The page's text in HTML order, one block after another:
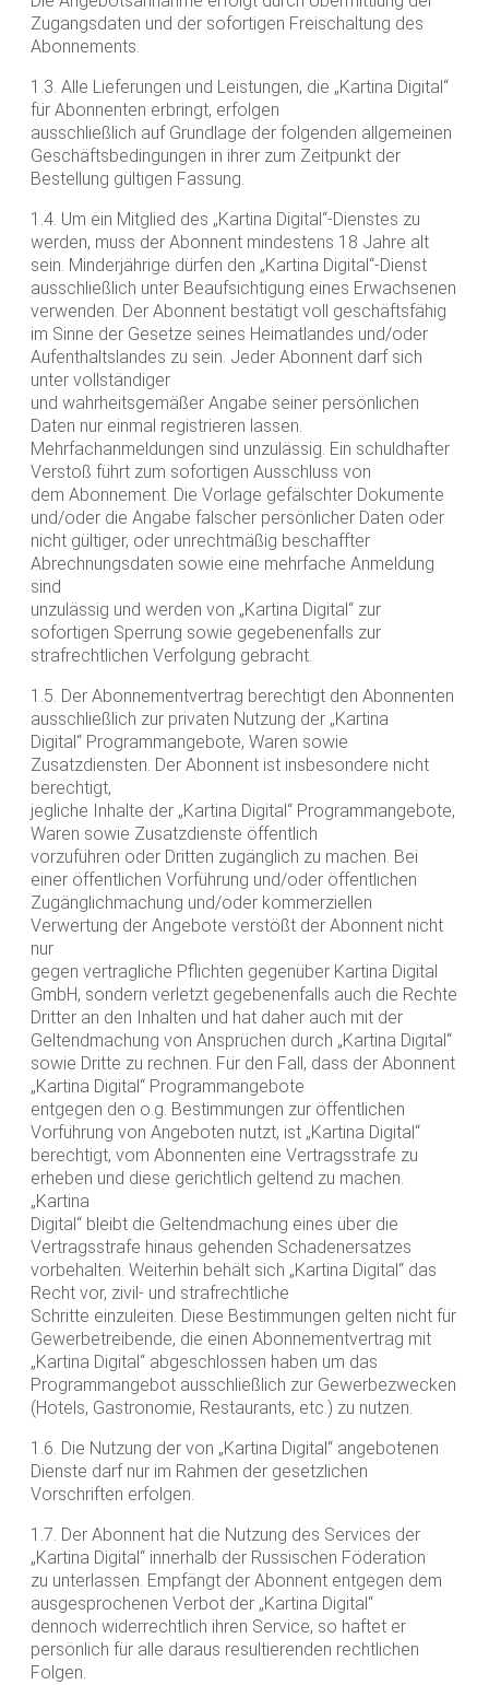
Zugangsdaten und der sofortigen Freischaltung des
Abonnements.
1.3. Alle Lieferungen und Leistungen, die „Kartina Digital“
für Abonnenten erbringt, erfolgen
ausschließlich auf Grundlage der folgenden allgemeinen
Geschäftsbedingungen in ihrer zum Zeitpunkt der
Bestellung gültigen Fassung.
1.4. Um ein Mitglied des „Kartina Digital“-Dienstes zu
werden, muss der Abonnent mindestens 18 Jahre alt
sein. Minderjährige dürfen den „Kartina Digital“-Dienst
ausschließlich unter Beaufsichtigung eines Erwachsenen
verwenden. Der Abonnent bestätigt voll geschäftsfähig
im Sinne der Gesetze seines Heimatlandes und/oder
Aufenthaltslandes zu sein. Jeder Abonnent darf sich
unter vollständiger
und wahrheitsgemäßer Angabe seiner persönlichen
Daten nur einmal registrieren lassen.
Mehrfachanmeldungen sind unzulässig. Ein schuldhafter
Verstoß führt zum sofortigen Ausschluss von
dem Abonnement. Die Vorlage gefälschter Dokumente
und/oder die Angabe falscher persönlicher Daten oder
nicht gültiger, oder unrechtmäßig beschaffter
Abrechnungsdaten sowie eine mehrfache Anmeldung
sind
unzulässig und werden von „Kartina Digital“ zur
sofortigen Sperrung sowie gegebenenfalls zur
strafrechtlichen Verfolgung gebracht.
1.5. Der Abonnementvertrag berechtigt den Abonnenten
ausschließlich zur privaten Nutzung der „Kartina
Digital“ Programmangebote, Waren sowie
Zusatzdiensten. Der Abonnent ist insbesondere nicht
berechtigt,
jegliche Inhalte der „Kartina Digital“ Programmangebote,
Waren sowie Zusatzdienste öffentlich
vorzuführen oder Dritten zugänglich zu machen. Bei
einer öffentlichen Vorführung und/oder öffentlichen
Zugänglichmachung und/oder kommerziellen
Verwertung der Angebote verstößt der Abonnent nicht
nur
gegen vertragliche Pflichten gegenüber Kartina Digital
GmbH, sondern verletzt gegebenenfalls auch die Rechte
Dritter an den Inhalten und hat daher auch mit der
Geltendmachung von Ansprüchen durch „Kartina Digital“
sowie Dritte zu rechnen. Für den Fall, dass der Abonnent
„Kartina Digital“ Programmangebote
entgegen den o.g. Bestimmungen zur öffentlichen
Vorführung von Angeboten nutzt, ist „Kartina Digital“
berechtigt, vom Abonnenten eine Vertragsstrafe zu
erheben und diese gerichtlich geltend zu machen.
„Kartina
Digital“ bleibt die Geltendmachung eines über die
Vertragsstrafe hinaus gehenden Schadenersatzes
vorbehalten. Weiterhin behält sich „Kartina Digital“ das
Recht vor, zivil- und strafrechtliche
Schritte einzuleiten. Diese Bestimmungen gelten nicht für
Gewerbetreibende, die einen Abonnementvertrag mit
„Kartina Digital“ abgeschlossen haben um das
Programmangebot ausschließlich zur Gewerbezwecken
(Hotels, Gastronomie, Restaurants, etс.) zu nutzen.
1.6. Die Nutzung der von „Kartina Digital“ angebotenen
Dienste darf nur im Rahmen der gesetzlichen
Vorschriften erfolgen.
1.7. Der Abonnent hat die Nutzung des Services der
„Kartina Digital“ innerhalb der Russischen Föderation
zu unterlassen. Empfängt der Abonnent entgegen dem
ausgesprochenen Verbot der „Kartina Digital“
dennoch widerrechtlich ihren Service, so haftet er
persönlich für alle daraus resultierenden rechtlichen
Folgen.